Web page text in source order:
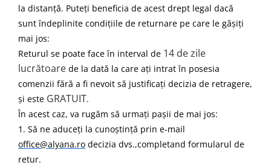
la distanță. Puteți beneficia de acest drept legal dacă
sunt îndeplinite condițiile de returnare pe care le gășiți
mai jos:
Returul se poate face în interval de 14 de zile
lucrătoare de la dată la care ați intrat în posesia
comenzii fără a fi nevoit să justificați decizia de retragere,
și este GRATUIT.
În acest caz, va rugăm să urmați pașii de mai jos:
1. Să ne aduceți la cunoștință prin e-mail
office@alyana.ro decizia dvs.,completand formularul de
retur.